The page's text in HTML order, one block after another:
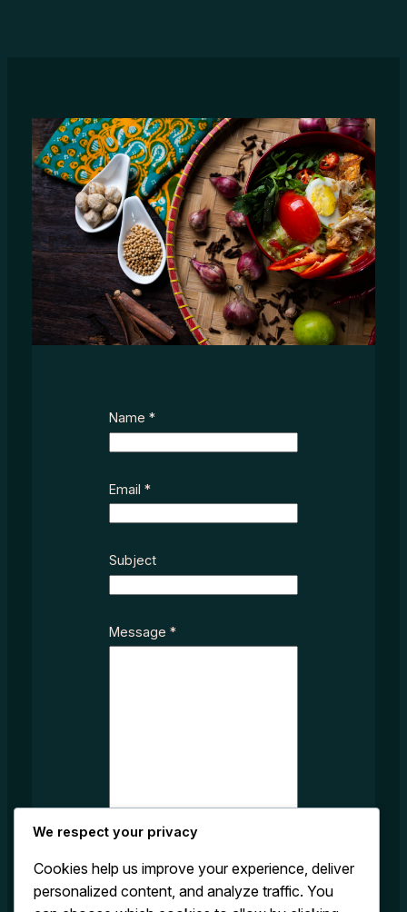
S
j
e
M
e
s
Name *
Email *
Subject
Message *
Submit
We respect your privacy
Cookies help us improve your experience, deliver
personalized content, and analyze traffic. You